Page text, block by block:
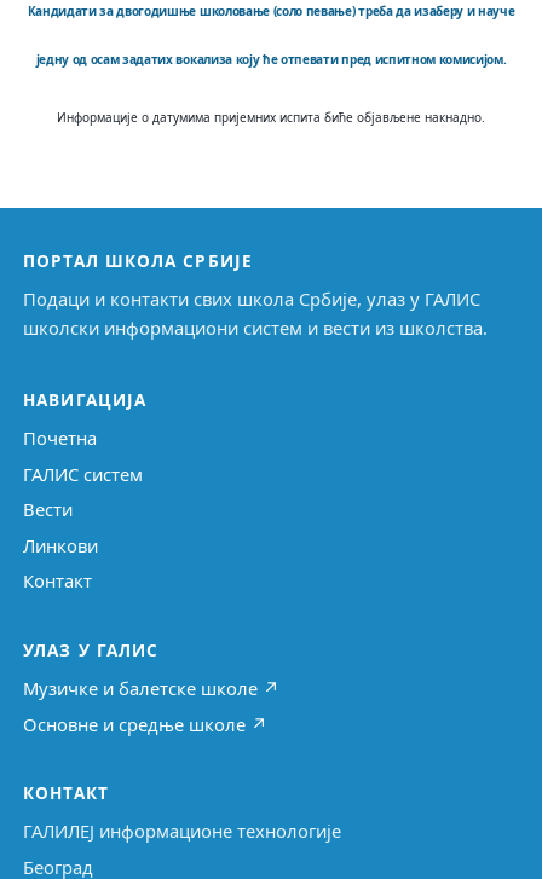
Кандидати за двогодишње школовање (соло певање)треба да изаберу и науче
једну од осам задатих вокализакоју ће отпевати пред испитном комисијом.
Информације о датумима пријемних испита биће објављене накнадно.
ПОРТАЛ ШКОЛА СРБИЈЕ
Подаци и контакти свих школа Србије, улаз у ГАЛИС
школски информациони систем и вести из школства.
НАВИГАЦИЈА
Почетна
ГАЛИС систем
Вести
Линкови
Контакт
УЛАЗ У ГАЛИС
Музичке и балетске школе ↗
Основне и средње школе ↗
КОНТАКТ
ГАЛИЛЕЈ информационе технологије
Београд